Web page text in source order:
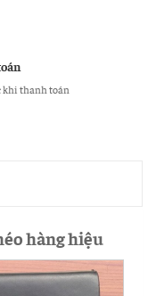
khi thanh toán
hàng hiệu